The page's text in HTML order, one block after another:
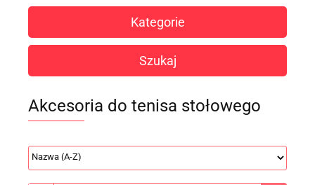
Kategorie
Szukaj
Akcesoria do tenisa stołowego